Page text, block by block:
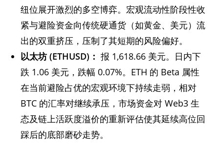
纽位展开激烈的多空博弈。宏观流动性阶段性收
紧与避险资金向传统硬通货（如黄金、美元）流
出的双重挤压，压制了其短期的风险偏好。
以太坊 (ETHUSD) ： 报 1,618.66 美元。日内下
跌 1.06 美元，跌幅 0.07%。ETH 的 Beta 属性
在当前避险占优的宏观环境下持续走弱，相对
BTC 的汇率对继续承压，市场资金对 Web3 生
态及链上活跃度溢价的重新评估使其延续高位回
踩后的底部磨砂走势。